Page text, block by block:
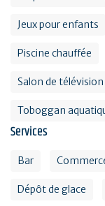
Jeux pour enfants
Piscine chauffée
Salon de télévision
Toboggan
Services
Bar
Dépôt de glace